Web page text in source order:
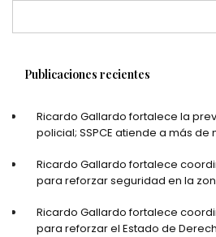
Publicaciones recientes
Ricardo Gallardo fortalece la
policial; SSPCE atiende a más de
Ricardo Gallardo fortalece
para reforzar seguridad en la
Ricardo Gallardo fortalece
para reforzar el Estado de